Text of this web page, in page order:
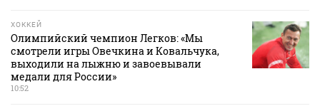
ХОККЕЙ
Олимпийский чемпион Легков: «Мы
смотрели игры Овечкина и Ковальчука,
выходили на лыжню и завоевывали
медали для России»
10:52